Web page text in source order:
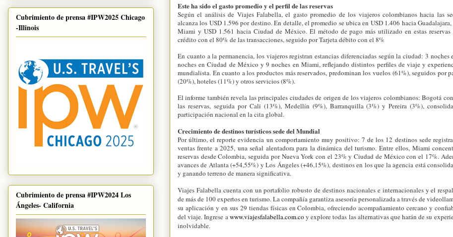
Este ha sido el gasto promedio y el perfil de las reservas
Según el análisis de Viajes Falabella, el gasto promedio de los viajeros colombianos hacia las
alcanza los USD 1.596 por destino. En detalle, el promedio se ubica en USD 1.406 hacia
Miami y USD 1.561 hacia Ciudad de México. El método de pago más utilizado en estas
crédito con el 80% de las transacciones, seguido por Tarjeta débito con el 8%
En cuanto a la permanencia, los viajeros registran estancias diferenciadas según la ciudad: 3 noches
noches en Ciudad de México y 9 noches en Miami, reflejando distintos perfiles de viaje y
mundialista. En cuanto a los productos más reservados, predominan los vuelos (61%), seguidos por
(20%), hoteles (11%) y otros servicios (8%).
El informe también revela las principales ciudades de origen de los viajeros colombianos: Bogotá
las reservas, seguida por Cali (13%), Medellín (9%), Barranquilla (3%) y Pereira (3%),
participación nacional en la cita global.
Crecimiento de destinos turísticos sede del Mundial
Por último, el reporte evidencia un comportamiento muy positivo: 7 de los 12 destinos sede
ventas frente a 2025, una señal alentadora para la dinámica del turismo. Entre ellos, Miami
reservas desde Colombia, seguida por Nueva York con el 23% y Ciudad de México con el 17%.
avances de Atlanta (+54,55%) y Los Ángeles (+46,15%), destinos en los que la agencia está
y ganando terreno de manera significativa.
Viajes Falabella cuenta con un portafolio robusto de destinos nacionales e internacionales y el
de más de 100 expertos en turismo. La compañía garantiza asesoría personalizada a través de
su aplicación y en sus 29 tiendas físicas en Colombia, ofreciendo acompañamiento cercano y
del viaje. Ingrese awww.viajesfalabella.com.co y explore todas las alternativas que harán de su
inolvidable.
Cubrimiento de prensa #IPW2025 Chicago
-Illinois
Cubrimiento de prensa #IPW2024 Los
Ángeles- California